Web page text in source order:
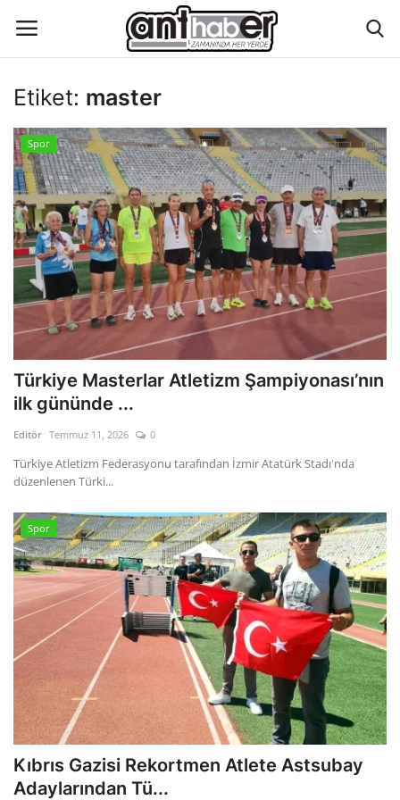
Eğitim
Aktüel Magazin
Hakkımızda
İletişim
Çevre
Gizlilik Politikası
Reklam ve İşbirliği
Bodrum Trafik Yoğunluk Haritası
Turizm
Siyaset
Bodrum Nöbetçi Eczaneler
Köşe Yazarları
Spor
Etiket: master
Spor
Türkiye Masterlar Atletizm Şampiyonası’nın
ilk gününde ...
Editör Temmuz 11, 2026 0
Türkiye Atletizm Federasyonu tarafından İzmir Atatürk Stadı'nda
düzenlenen Türki...
Spor
Kıbrıs Gazisi Rekortmen Atlete Astsubay
Adaylarından Tü...